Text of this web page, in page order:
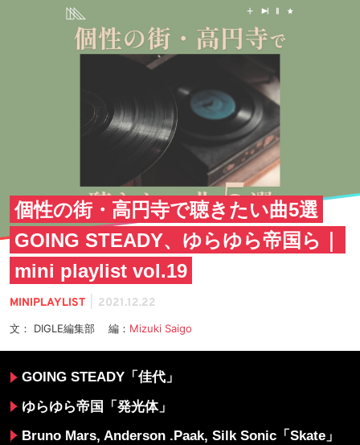
個性の街・高円寺で聴きたい曲5選
GOING STEADY、ゆらゆら帝国ら｜
mini playlist vol.19
MINIPLAYLIST 2021.12.22
文： DIGLE編集部 編： Mizuki Saigo
GOING STEADY「佳代」
ゆらゆら帝国「発光体」
Bruno Mars, Anderson .Paak, Silk Sonic「Skate」